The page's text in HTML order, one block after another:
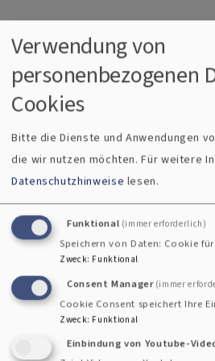
Bildrechte Inge Jakob
Wie eingangs erwähnt: Auch
Psalm 23 auf besondere Art
grüne Wiese, darüber eine blaue
der sich ein großer Baum erhebt.
Altar, bestückt mit einem Kreuz,
ich: Auch die Zweige des Baumes
bergen in sich das Grün der Blätter
die Natur selbst, über den
Sinnbild für die Anwesenheit des
des Herrn‘. Inge Jakob nannte ihr
Verwendung von
personenbezogenen
Cookies
Bitte die Dienste und Anwendungen
die wir nutzen möchten.Für weitere
Datenschutzhinweise lesen.
Funktional (immer erforderlich)
Speichern von Daten: Cookie
Zweck: Funktional
Consent Manager (immer
Cookie Consent speichert Ihre
Zweck: Funktional
Einbindung von Youtube-